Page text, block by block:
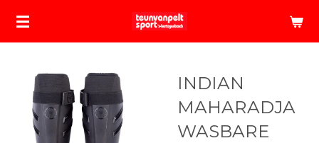
Ga
hoofdinhoud
INDIAN
MAHARADJA
WASBARE